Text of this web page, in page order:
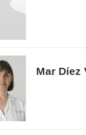
Mar Díez